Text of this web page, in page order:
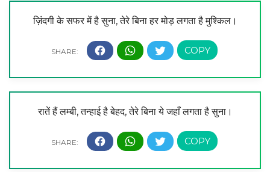
ज़िंदगी के सफर में है सुना, तेरे बिना हर मोड़ लगता है मुश्किल।
रातें हैं लम्बी, तन्हाई है बेहद, तेरे बिना ये जहाँ लगता है सुना।